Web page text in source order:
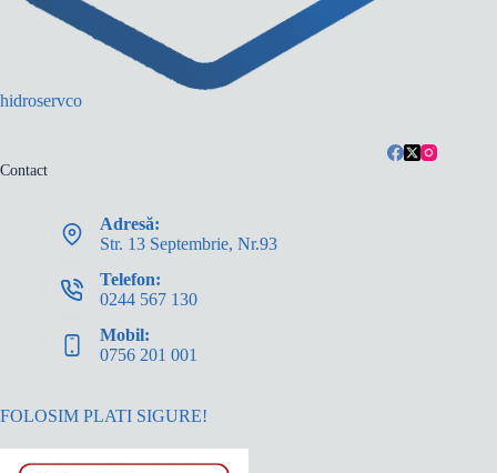
hidroservco
Contact
Adresă:
Str. 13 Septembrie, Nr.93
Telefon:
0244 567 130
Mobil:
0756 201 001
FOLOSIM PLATI SIGURE!